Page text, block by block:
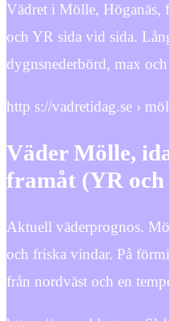
Vädret i Mölle, Höganäs,
och YR sida vid sida.
dygnsnederbörd, max
http s://vadretidag.se ›
Väder Mölle,
framåt (YR
Aktuell väderprognos.
och friska vindar. På
från nordväst och en